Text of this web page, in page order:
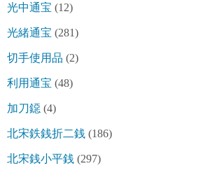
光中通宝 (12)
光緒通宝 (281)
切手使用品 (2)
利用通宝 (48)
加刀鐚 (4)
北宋鉄銭折二銭 (186)
北宋銭小平銭 (297)